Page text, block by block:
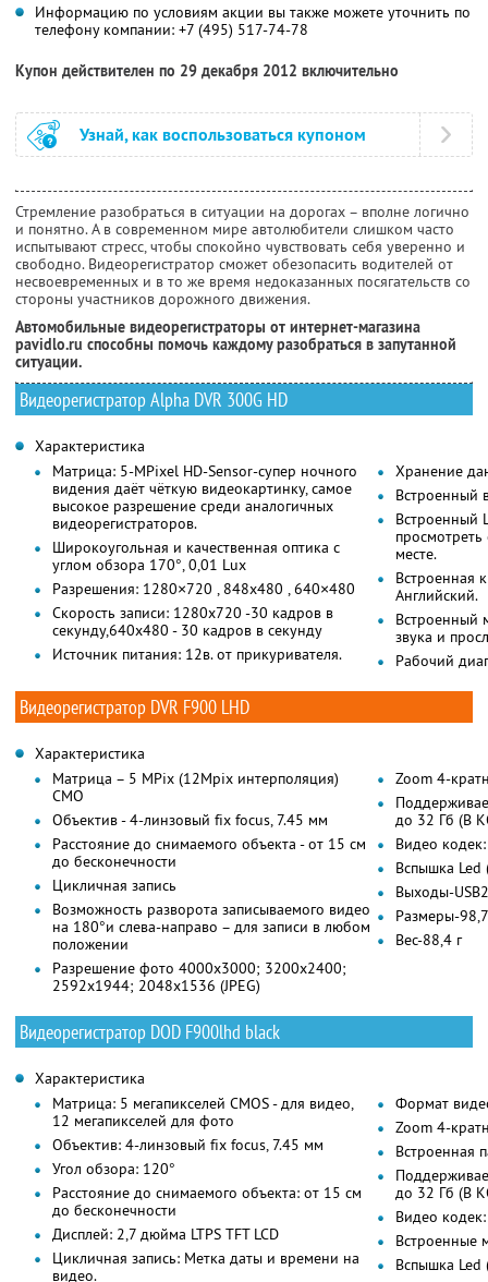
Информацию по условиям акции вы также можете уточнить по
телефону компании: +7 (495) 517-74-78
Купон действителен по 29 декабря 2012 включительно
Узнай, как воспользоваться купоном
Стремление разобраться в ситуации на дорогах – вполне логично
и понятно. А в современном мире автолюбители слишком часто
испытывают стресс, чтобы спокойно чувствовать себя уверенно и
свободно. Видеорегистратор сможет обезопасить водителей от
несвоевременных и в то же время недоказанных посягательств со
стороны участников дорожного движения.
Автомобильные видеорегистраторы от интернет-магазина
pavidlo.ru способны помочь каждому разобраться в запутанной
ситуации.
Видеорегистратор Alpha DVR 300G HD
Характеристика
Матрица: 5-MPixel HD-Sensor-супер ночного
видения даёт чёткую видеокартинку, самое
высокое разрешение среди аналогичных
видеорегистраторов.
Широкоугольная и качественная оптика с
углом обзора 170°, 0,01 Lux
Разрешения: 1280×720 , 848x480 , 640×480
Скорость записи: 1280х720 -30 кадров в
секунду,640х480 - 30 кадров в секунду
Источник питания: 12в. от прикуривателя.
Хранение
Встроенный
Встроенный
месте.
Встроенная
Английский.
Встроенный
звука и
Рабочий
Видеорегистратор DVR F900 LHD
Характеристика
Матрица – 5 MPix (12Mpix интерполяция)
CMO
Объектив - 4-линзовый fix focus, 7.45 мм
Расстояние до снимаемого объекта - от 15 см
до бесконечности
Цикличная запись
Возможность разворота записываемого видео
на 180°и слева-направо – для записи в любом
положении
Разрешение фото 4000х3000; 3200х2400;
2592х1944; 2048х1536 (JPEG)
Zoom 4-
до 32 Гб (В
Видео
Вспышка Led
Выходы-
Размеры-
Вес-88,4 г
Видеорегистратор DOD F900lhd black
Характеристика
Матрица: 5 мегапикселей CMOS - для видео,
12 мегапикселей для фото
Объектив: 4-линзовый fix focus, 7.45 мм
Угол обзора: 120°
Расстояние до снимаемого объекта: от 15 см
до бесконечности
Дисплей: 2,7 дюйма LTPS TFT LCD
Цикличная запись: Метка даты и времени на
видео.
Формат
Zoom 4-
Встроенная
до 32 Гб (В
Видео
Встроенные
Вспышка Led